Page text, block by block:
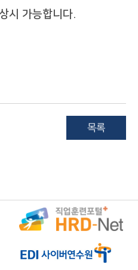
시 가능합니다.
목록